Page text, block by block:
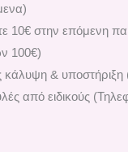
10€ στην επόμενη
100€)
κάλυψη &
από ειδικούς